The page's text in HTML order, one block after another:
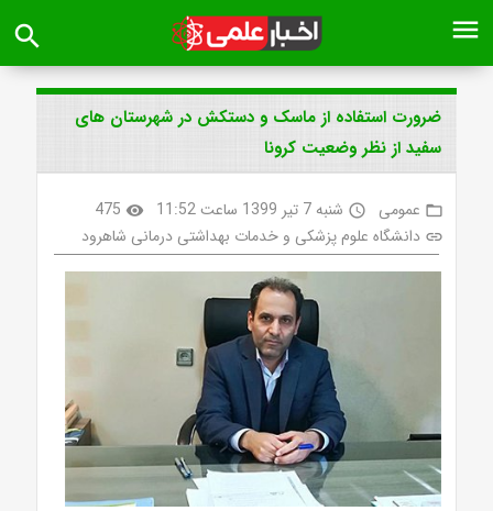
menu
search
ضرورت استفاده از ماسک و دستکش در شهرستان های
سفید از نظر وضعیت کرونا
folder_open عمومی access_time شنبه 7 تیر 1399 ساعت 11:52 visibility
475
link دانشگاه علوم پزشکی و خدمات بهداشتی درمانی شاهرود